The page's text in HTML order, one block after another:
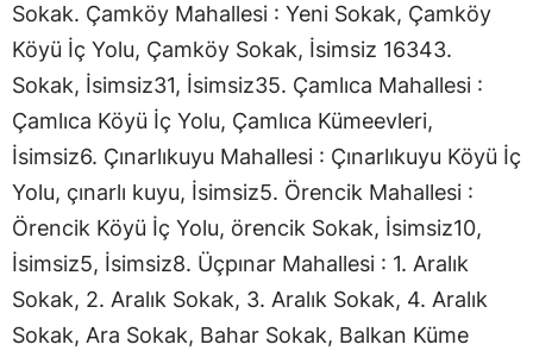
Sokak. Çamköy Mahallesi : Yeni Sokak, Çamköy
Köyü İç Yolu, Çamköy Sokak, İsimsiz 16343.
Sokak, İsimsiz31, İsimsiz35. Çamlıca Mahallesi :
Çamlıca Köyü İç Yolu, Çamlıca Kümeevleri,
İsimsiz6. Çınarlıkuyu Mahallesi : Çınarlıkuyu Köyü İç
Yolu, çınarlı kuyu, İsimsiz5. Örencik Mahallesi :
Örencik Köyü İç Yolu, örencik Sokak, İsimsiz10,
İsimsiz5, İsimsiz8. Üçpınar Mahallesi : 1. Aralık
Sokak, 2. Aralık Sokak, 3. Aralık Sokak, 4. Aralık
Sokak, Ara Sokak, Bahar Sokak, Balkan Küme